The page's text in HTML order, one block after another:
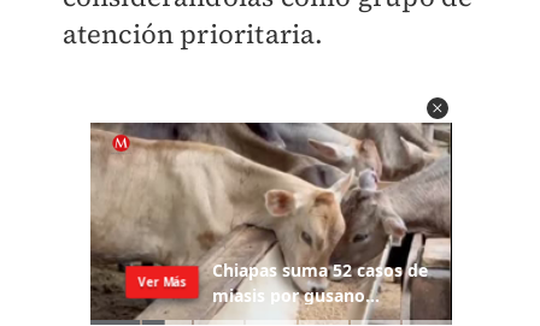
atención prioritaria.